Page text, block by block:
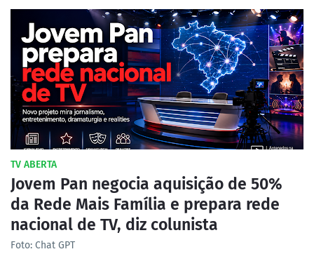
TV ABERTA
Jovem Pan negocia aquisição de 50%
da Rede Mais Família e prepara rede
nacional de TV, diz colunista
Foto: Chat GPT